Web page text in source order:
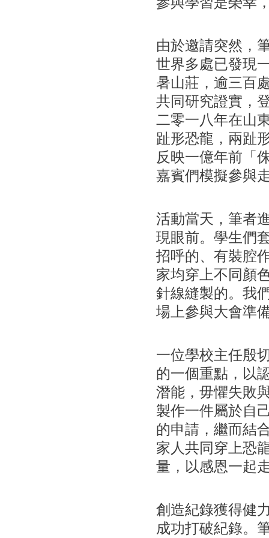
由於邀請突然，
世界多處已發現
暑山莊，逾三百
共同研究證實，
二零一八年在山
趾形恐龍，兩趾
反映一億年前「
嘉賓們模擬參與
活動當天，筆者
現眼前。學生們
招呼的、有裝腔
家均穿上不同顏
針線縫製的。我
場上參與大會準
一位學校主任殷
的一個重點，以
潛能，毋懼失敗
製作一件屬於自
的申請，繼而結
家人共同穿上恐
量，以感恩一起
創造紀錄獲得健
成功打破紀錄。